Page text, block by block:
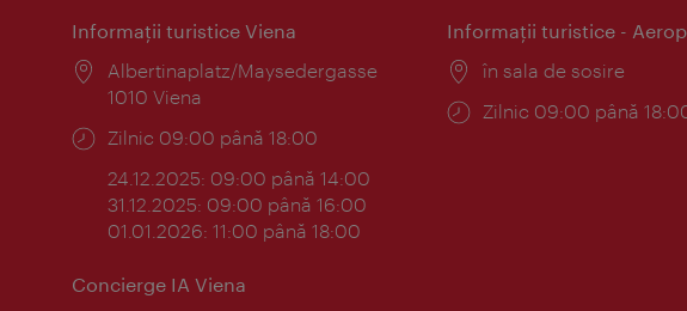
Informaţii turistice Viena
Locul:
Albertinaplatz/Maysedergasse
1010 Viena
Program:
Zilnic 09:00 până 18:00
24.12.2025: 09:00 până 14:00
31.12.2025: 09:00 până 16:00
01.01.2026: 11:00 până 18:00
Informaţii turistice -
Locul:
în sala de sosire
Program:
Zilnic 09:00 până
Concierge IA Viena